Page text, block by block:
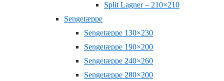
Split Lagner – 210×210
Sengetæppe
Sengetæppe 130×230
Sengetæppe 190×200
Sengetæppe 240×260
Sengetæppe 280×200